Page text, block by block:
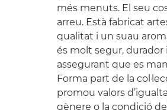
més menuts. El seu
arreu. Està fabricat
qualitat i un suau
és molt segur,
assegurant que es
Forma part de la
promou valors
gènere o la condició